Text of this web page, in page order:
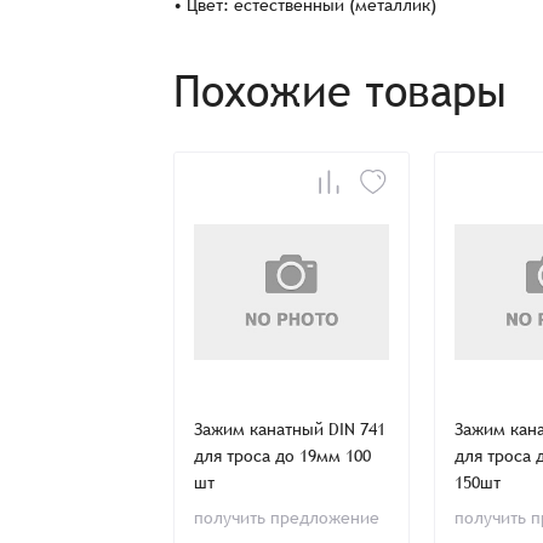
Отправить заявку
Отправить заявку
Детали заказа
Способ оплаты:
Распечатать детали заказа
Отправить заявку
• Цвет: естественный (металлик)
Похожие товары
Зажим канатный DIN 741
для троса до 19мм 100
шт
получить предложение
Зажим
для троса
150шт
получить